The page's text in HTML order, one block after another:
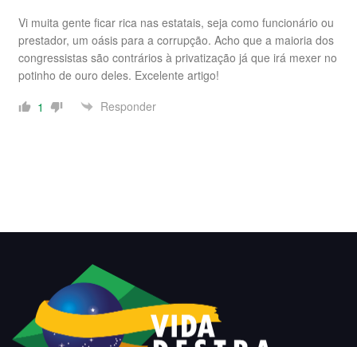
Vi muita gente ficar rica nas estatais, seja como funcionário ou
prestador, um oásis para a corrupção. Acho que a maioria dos
congressistas são contrários à privatização já que irá mexer no
potinho de ouro deles. Excelente artigo!
1
Responder